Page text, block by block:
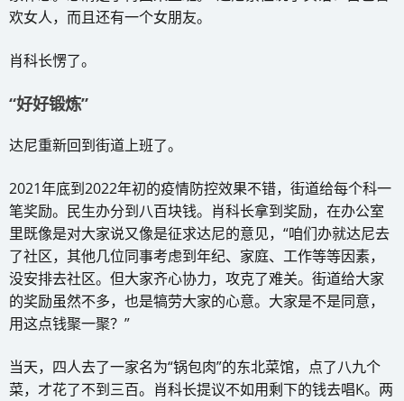
欢女人，而且还有一个女朋友。
肖科长愣了。
“好好锻炼”
达尼重新回到街道上班了。
2021年底到2022年初的疫情防控效果不错，街道给每个科一
笔奖励。民生办分到八百块钱。肖科长拿到奖励，在办公室
里既像是对大家说又像是征求达尼的意见，“咱们办就达尼去
了社区，其他几位同事考虑到年纪、家庭、工作等等因素，
没安排去社区。但大家齐心协力，攻克了难关。街道给大家
的奖励虽然不多，也是犒劳大家的心意。大家是不是同意，
用这点钱聚一聚？”
当天，四人去了一家名为“锅包肉”的东北菜馆，点了八九个
菜，才花了不到三百。肖科长提议不如用剩下的钱去唱K。两